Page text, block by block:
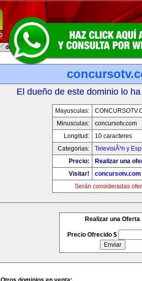
El dueño de este dominio lo
Mayusculas:
Minusculas:
concursotv.com
Longitud:
10 caracteres
Categorias:
TelevisiÃ³n y
Precio:
Realizar una
Visitar!
concursotv.com
Serán consideradas
Realizar una Oferta
Precio Ofrecido $